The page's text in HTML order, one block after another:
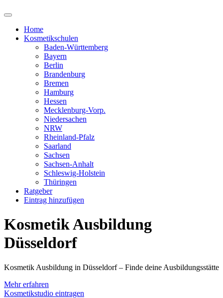
Home
Kosmetikschulen
Baden-Württemberg
Bayern
Berlin
Brandenburg
Bremen
Hamburg
Hessen
Mecklenburg-Vorp.
Niedersachen
NRW
Rheinland-Pfalz
Saarland
Sachsen
Sachsen-Anhalt
Schleswig-Holstein
Thüringen
Ratgeber
Eintrag hinzufügen
Kosmetik Ausbildung
Düsseldorf
Kosmetik Ausbildung in Düsseldorf – Finde deine Ausbildungsstätte
Mehr erfahren
Kosmetikstudio eintragen